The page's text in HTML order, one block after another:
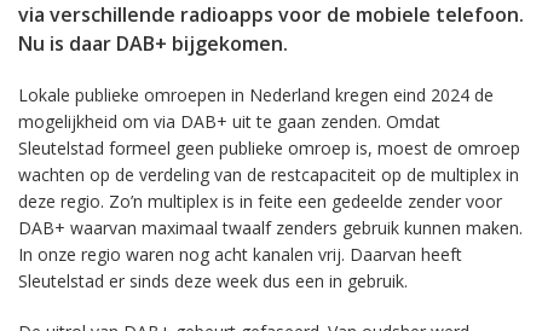
via verschillende radioapps voor de mobiele telefoon.
Nu is daar DAB+ bijgekomen.
Lokale publieke omroepen in Nederland kregen eind 2024 de
mogelijkheid om via DAB+ uit te gaan zenden. Omdat
Sleutelstad formeel geen publieke omroep is, moest de omroep
wachten op de verdeling van de restcapaciteit op de multiplex in
deze regio. Zo’n multiplex is in feite een gedeelde zender voor
DAB+ waarvan maximaal twaalf zenders gebruik kunnen maken.
In onze regio waren nog acht kanalen vrij. Daarvan heeft
Sleutelstad er sinds deze week dus een in gebruik.